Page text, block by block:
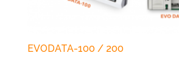
EVODATA-100 / 200